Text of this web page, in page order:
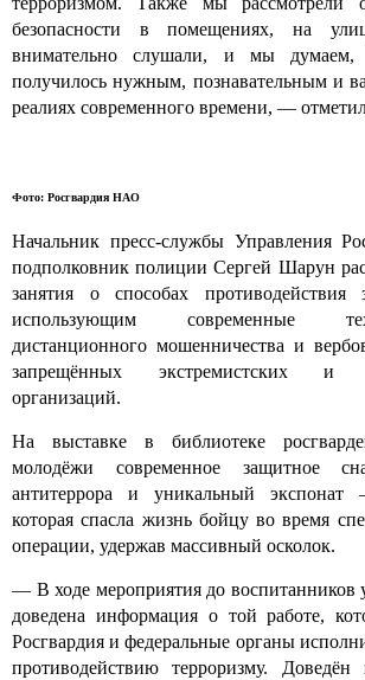
безопасности в помещениях, на
внимательно слушали, и мы думаем,
получилось нужным, познавательным и
реалиях современного времени, —
Фото: Росгвардия НАО
Начальник пресс-службы Управления
подполковник полиции Сергей Шарун
занятия о способах противодействия
использующим современные
дистанционного мошенничества и
запрещённых экстремистских и
организаций.
На выставке в библиотеке
молодёжи современное защитное
антитеррора и уникальный экспонат
которая спасла жизнь бойцу во время
операции, удержав массивный осколок.
— В ходе мероприятия до воспитанников
доведена информация о той работе,
Росгвардия и федеральные органы
противодействию терроризму. Доведён